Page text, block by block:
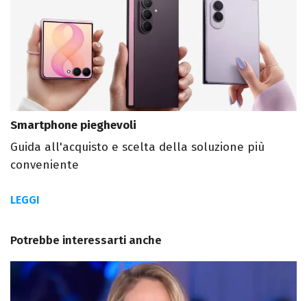
Smartphone pieghevoli
Guida all'acquisto e scelta della soluzione più
conveniente
LEGGI
Potrebbe interessarti anche